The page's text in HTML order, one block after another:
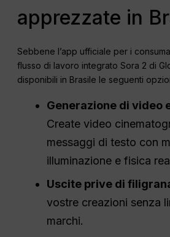
apprezzate in
Sebbene l’app ufficiale per i
flusso di lavoro integrato Sora 2 di
disponibili in Brasile le seguenti
Generazione di video
Create video
messaggi di testo con
illuminazione e fisica
Uscite prive di
vostre creazioni senza
marchi.